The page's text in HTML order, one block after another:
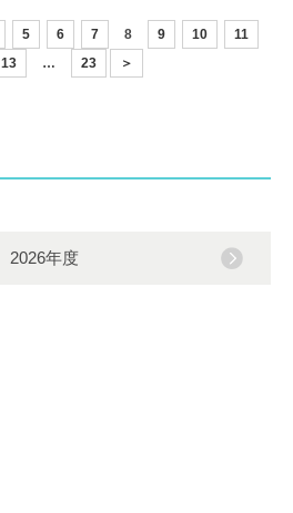
5 6 7 8 9 10
11
13 … 23 ＞
2026年度